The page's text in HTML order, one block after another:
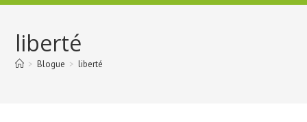
liberté
> Blogue > liberté